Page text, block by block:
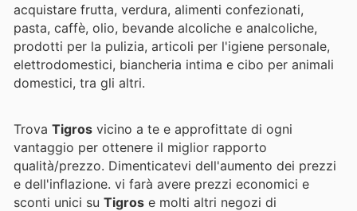
acquistare frutta, verdura, alimenti confezionati,
pasta, caffè, olio, bevande alcoliche e analcoliche,
prodotti per la pulizia, articoli per l'igiene personale,
elettrodomestici, biancheria intima e cibo per animali
domestici, tra gli altri.
Trova Tigros vicino a te e approfittate di ogni
vantaggio per ottenere il miglior rapporto
qualità/prezzo. Dimenticatevi dell'aumento dei prezzi
e dell'inflazione. vi farà avere prezzi economici e
sconti unici su Tigros e molti altri negozi di